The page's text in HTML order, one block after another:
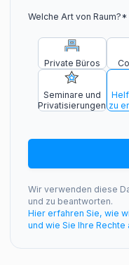
Welche Art von Raum?*
Private Büros
Seminare und
Privatisierungen zu
Wir verwenden diese
und zu beantworten.
Hier erfahren Sie, wie
und wie Sie Ihre Rechte